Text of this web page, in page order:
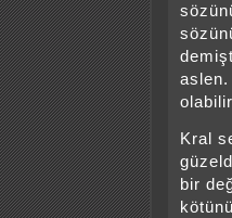
aslen.
Kral
bir